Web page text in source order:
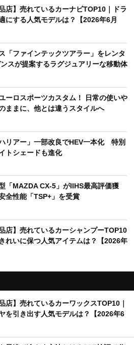
店】売れているカーナビTOP10｜ドラ
にする人気モデルは？【2026年6月
「ファインテックツアラー」をレンタ
スが提案するラグジュアリーな移動体
ーロスポーツカスタム！ 日常の使いや
ままに、他とは違うスタイルへ
リアー」一部改良でHEV一本化 特別
トシェードも進化
「MAZDA CX-5」がIIHS最高評価獲
性能「TSP+」を受賞
品店】売れているカーシャンプーTOP10
きれいに保つ人気アイテムは？【2026年
店】売れているカーワックスTOP10｜
を引き出す人気モデルは？【2026年6